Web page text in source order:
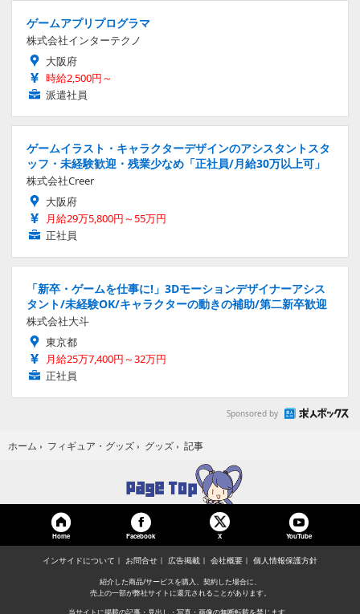
ゲームアプリプログラマ
株式会社インターテクノ
大阪府
時給2,500円～
派遣社員
ゲームイラスト・キャラクターデザインのアシスタントスタ
ッフ・未経験歓迎・残業少なめ「正社員/月給30万以上可」
株式会社Creer
大阪府
月給29万5,800円～55万円
正社員
「新卒・ゲームを仕事に!」3Dモーションデザイナーアシス
タント/未経験OK/キャラクターの動きの補助/第二新卒歓迎
株式会社大斗
東京都
月給25万7,400円～32万円
正社員
Sponsored by
ホーム › フィギュア・グッズ › グッズ › 記事
Home Facebook X YouTube
インサイドについて お問合せ 広告掲載 会社概要 個人情報保護方針
紹介した商品/サービスを購入、契約した場合に、
売上の一部が弊社サイトに還元されることがあります。